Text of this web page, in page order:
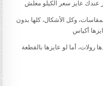
وكل الأشكال، كلها بدون
أكياس
رولات، أما لو عايزها بالقطعة